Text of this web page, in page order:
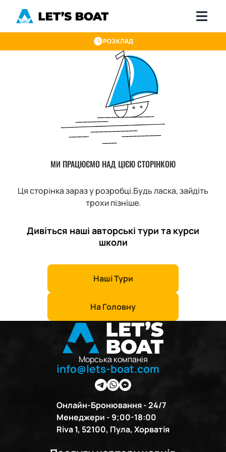
РОЗКЛАД
МИ ПРАЦЮЄМО НАД ЦІЄЮ СТОРІНКОЮ
Ця сторінка зараз у розробці.Будь ласка, зайдіть
трохи пізніше.
Дивіться наші авторські тури та курси
школи
Наші Тури
На Головну
Морська компанія
info@lets-boat.com
Онлайн-Бронювання - 24/7
Менеджери - 9;00-18:00
Riva 1, 52100, Пула, Хорватія